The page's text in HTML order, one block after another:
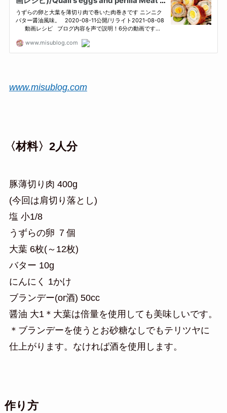
www.misublog.com
〈材料〉2人分
豚薄切り肉 400g
(今回は肩切り落とし)
塩 小1/8
うずらの卵 ７個
大葉 6枚(～12枚)
バター 10g
にんにく 1かけ
ブランデー(or酒) 50cc
醤油 大1＊大葉は倍量を使用しても美味しいです。
＊ブランデーを使うとお砂糖なしでもテリツヤに
仕上がります。なければ酒を使用します。
作り方